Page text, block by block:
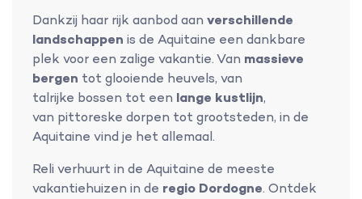
Dankzij haar rijk aanbod aan verschillende
landschappen is de Aquitaine een dankbare
plek voor een zalige vakantie. Van massieve
bergen tot glooiende heuvels, van
talrijke bossen tot een lange kustlijn,
van pittoreske dorpen tot grootsteden, in de
Aquitaine vind je het allemaal.
Reli verhuurt in de Aquitaine de meeste
vakantiehuizen in de regio Dordogne. Ontdek